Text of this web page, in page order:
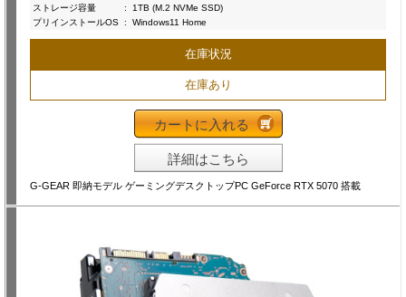
ストレージ容量
:
1TB (M.2 NVMe SSD)
プリインストールOS : Windows11 Home
在庫状況
在庫あり
カートに入れる
詳細はこちら
G-GEAR 即納モデル ゲーミングデスクトップPC GeForce RTX 5070 搭載